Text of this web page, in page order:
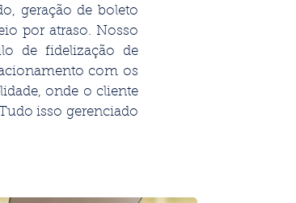
geração de boleto
por atraso. Nosso
de fidelização de
com os
onde o cliente
isso gerenciado